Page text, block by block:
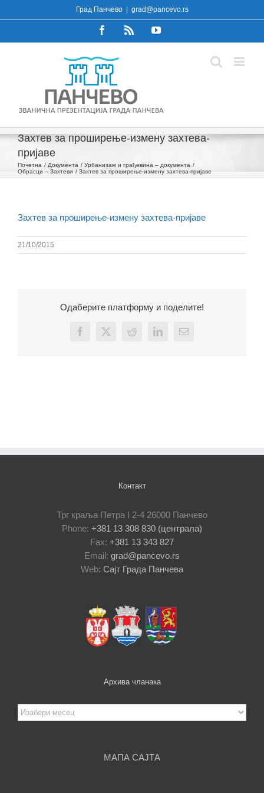
to
Град Панчево grad@pancevo.rs
FacebookRss YouTube
Захтев за проширење-измену захтева-
пријаве
Почетна Документа
Урбанизам и грађевина – документа
Обрасци – Захтеви
Захтев за проширење-измену захтева-пријаве
Захтев за проширење-измену захтева-пријаве
21/10/2015
Одаберите платформу и поделите!
Facebook
X Reddit LinkedInEmail
Контакт
Трг краља Петра I 2-4 26000 Панчево
Phone: +381 13 308 830 (централа)
Fax: +381 13 343 827
Email: grad@pancevo.rs
Web: Сајт Града Панчева
Архива чланака
Архива
чланака
МАПА САЈТА